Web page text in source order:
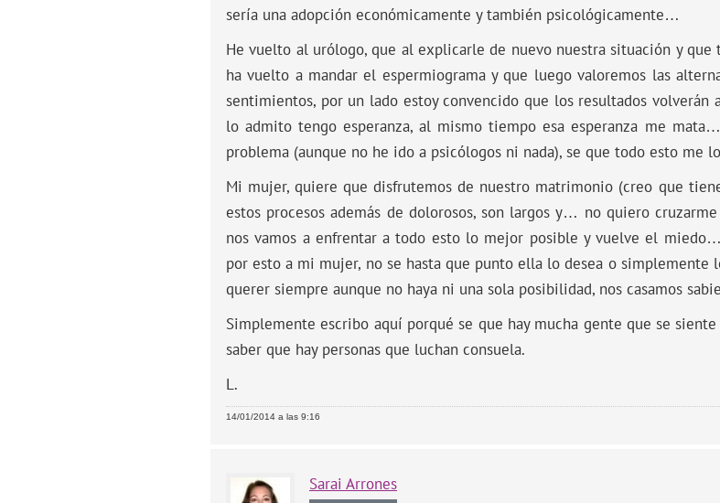
sería una adopción económicamente y también psicológicamente…
He vuelto al urólogo, que al explicarle de nuevo nuestra situación y
ha vuelto a mandar el espermiograma y que luego valoremos las
sentimientos, por un lado estoy convencido que los resultados volverán
lo admito tengo esperanza, al mismo tiempo esa esperanza me
problema (aunque no he ido a psicólogos ni nada), se que todo esto me
Mi mujer, quiere que disfrutemos de nuestro matrimonio (creo que
estos procesos además de dolorosos, son largos y… no quiero
nos vamos a enfrentar a todo esto lo mejor posible y vuelve el
por esto a mi mujer, no se hasta que punto ella lo desea o simplemente
querer siempre aunque no haya ni una sola posibilidad, nos casamos
Simplemente escribo aquí porqué se que hay mucha gente que se
saber que hay personas que luchan consuela.
L.
14/01/2014 a las 9:16
Sarai Arrones